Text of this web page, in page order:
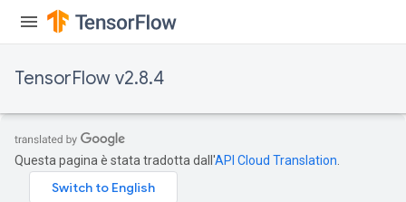
TensorFlow v2.8.4
Questa pagina è stata tradotta dall'API Cloud Translation